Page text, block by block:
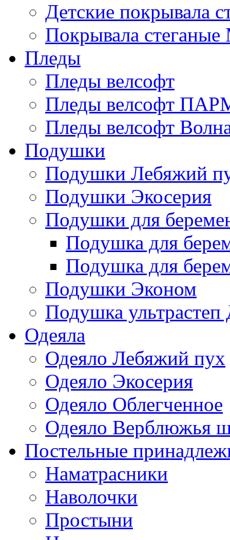
Детские покрывала
Покрывала
Пледы
Пледы велсофт
Пледы велсофт
Пледы велсофт
Подушки
Подушки Лебяжий
Подушки Экосерия
Подушки для
Подушка для
Подушка для
Подушки Эконом
Подушка ультрастеп
Одеяла
Одеяло Лебяжий пух
Одеяло Экосерия
Одеяло Облегченное
Одеяло Верблюжья
Постельные
Наматрасники
Наволочки
Простыни